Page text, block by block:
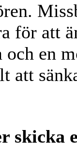
för att
och en
att
skicka